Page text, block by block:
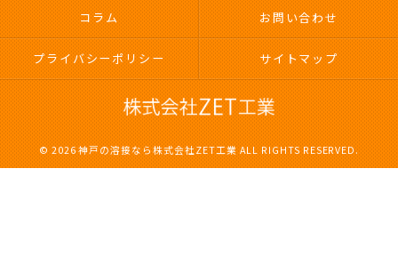
コラム お問い合わせ
プライバシーポリシー サイトマップ
© 2026 神戸の溶接なら株式会社ZET工業 ALL RIGHTS RESERVED.